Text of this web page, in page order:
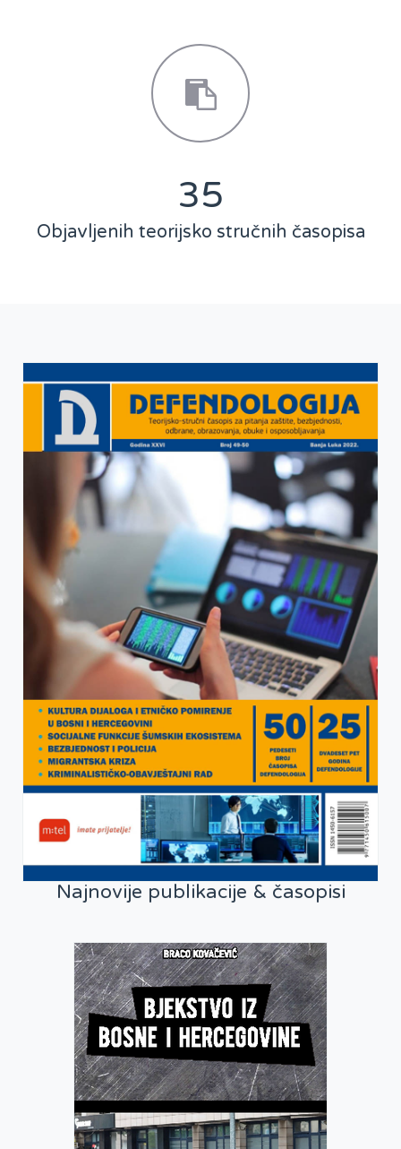
46
Objavljenih teorijsko stručnih časopisa
Najnovije publikacije & časopisi